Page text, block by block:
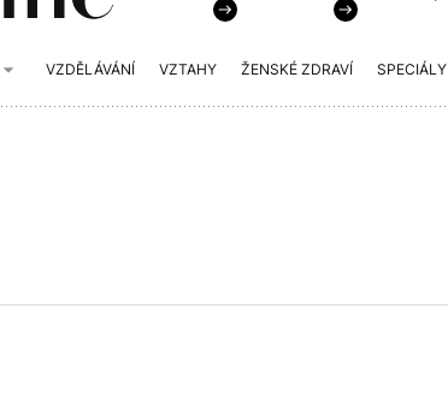
VZDĚLÁVÁNÍ VZTAHY ŽENSKÉ ZDRAVÍ SPECIÁLY